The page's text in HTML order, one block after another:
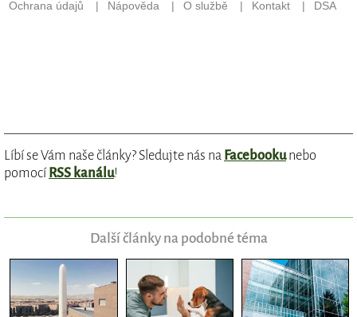
Líbí se Vám naše články? Sledujte nás na Facebookunebo
pomocíRSS kanálu!
Další články na podobné téma